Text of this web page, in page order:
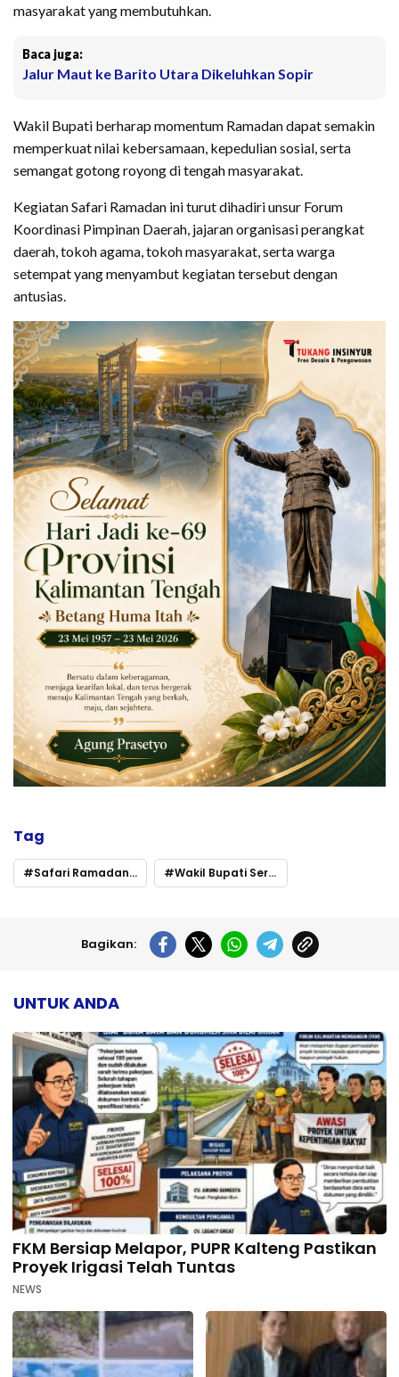
masyarakat yang membutuhkan.
Baca juga:
Jalur Maut ke Barito Utara Dikeluhkan Sopir
Wakil Bupati berharap momentum Ramadan dapat semakin
memperkuat nilai kebersamaan, kepedulian sosial, serta
semangat gotong royong di tengah masyarakat.
Kegiatan Safari Ramadan ini turut dihadiri unsur Forum
Koordinasi Pimpinan Daerah, jajaran organisasi perangkat
daerah, tokoh agama, tokoh masyarakat, serta warga
setempat yang menyambut kegiatan tersebut dengan
antusias.
Tag
Safari Ramadan di Danau Seluluk Wakil Bupati Seruyan Pererat Silaturahmi dan Salurkan Bantuan
Bagikan:
UNTUK ANDA
FKM Bersiap Melapor, PUPR Kalteng Pastikan
Proyek Irigasi Telah Tuntas
NEWS